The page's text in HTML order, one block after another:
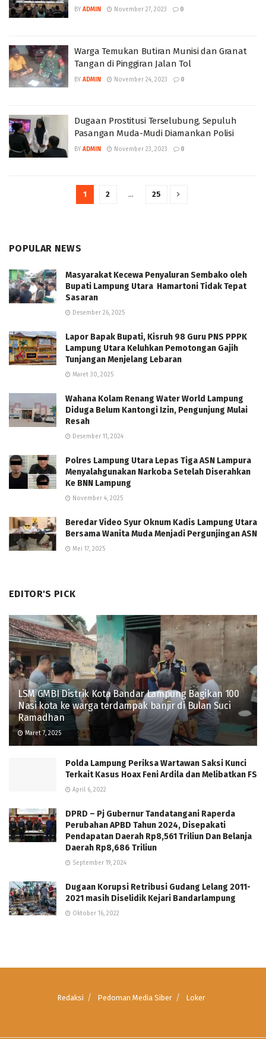
BY ADMIN November 27, 2023 0
Warga Temukan Butiran Munisi dan Granat
Tangan di Pinggiran Jalan Tol
BY ADMIN November 24, 2023 0
Dugaan Prostitusi Terselubung, Sepuluh
Pasangan Muda-Mudi Diamankan Polisi
BY ADMIN November 23, 2023 0
1 2 … 25
POPULAR NEWS
Masyarakat Kecewa Penyaluran Sembako oleh
Bupati Lampung Utara Hamartoni Tidak Tepat
Sasaran
Desember 26, 2025
Lapor Bapak Bupati, Kisruh 98 Guru PNS PPPK
Lampung Utara Keluhkan Pemotongan Gajih
Tunjangan Menjelang Lebaran
Maret 30, 2025
Wahana Kolam Renang Water World Lampung
Diduga Belum Kantongi Izin, Pengunjung Mulai
Resah
Desember 11, 2024
Polres Lampung Utara Lepas Tiga ASN Lampura
Menyalahgunakan Narkoba Setelah Diserahkan
Ke BNN Lampung
November 4, 2025
Beredar Video Syur Oknum Kadis Lampung Utara
Bersama Wanita Muda Menjadi Pergunjingan ASN
Mei 17, 2025
EDITOR'S PICK
LSM GMBI Distrik Kota Bandar Lampung Bagikan 100
Nasi kota ke warga terdampak banjir di Bulan Suci
Ramadhan
Maret 7, 2025
Polda Lampung Periksa Wartawan Saksi Kunci
Terkait Kasus Hoax Feni Ardila dan Melibatkan FS
April 6, 2022
DPRD – Pj Gubernur Tandatangani Raperda
Perubahan APBD Tahun 2024, Disepakati
Pendapatan Daerah Rp8,561 Triliun Dan Belanja
Daerah Rp8,686 Triliun
September 19, 2024
Dugaan Korupsi Retribusi Gudang Lelang 2011-
2021 masih Diselidik Kejari Bandarlampung
Oktober 16, 2022
Redaksi Pedoman Media Siber Loker